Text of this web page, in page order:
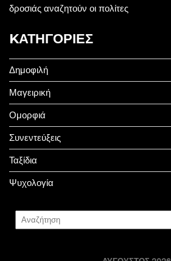
δροσιάς αναζητούν οι πολίτες
KΑΤΗΓΟΡΊΕΣ
Δημοφιλή
Μαγειρική
Ομορφιά
Συνεντεύξεις
Ταξίδια
Ψυχολογία